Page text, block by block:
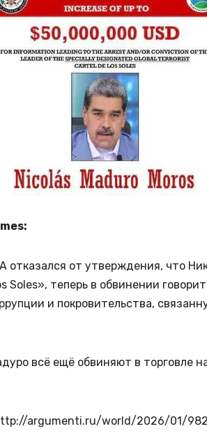
от утверждения, что
Soles», теперь в обвинении
и покровительства,
всё ещё обвиняют в торговле
argumenti.ru/world/2026/01/